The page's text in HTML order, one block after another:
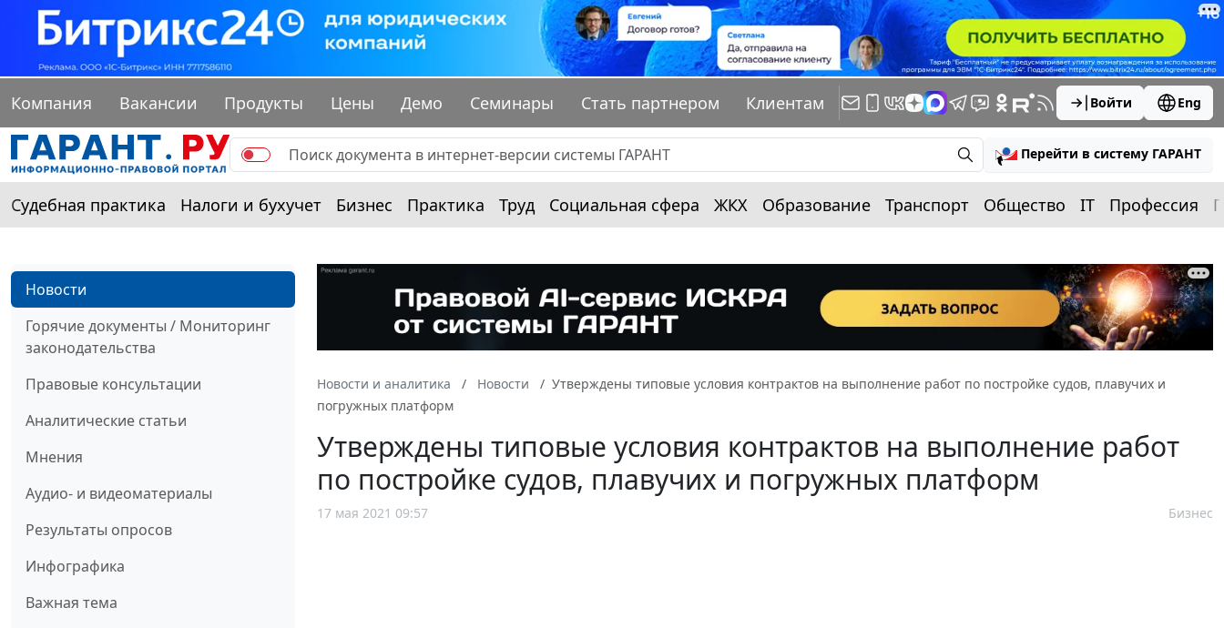
Компания Вакансии Продукты Цены Демо Семинары Стать партнером Клиентам Войти Eng
Перейти в систему ГАРАНТ
Судебная практика Налоги и бухучет Бизнес Практика Труд Социальная сфера ЖКХ Образование Транспорт Общество IT Профессия
Новости
Горячие документы / Мониторинг
законодательства
Правовые консультации
Аналитические статьи
Мнения
Аудио- и видеоматериалы
Результаты опросов
Инфографика
Важная тема
Новости и аналитика Новости
Утверждены типовые условия контрактов на выполнение работ по постройке судов, плавучих и
погружных платформ
Утверждены типовые условия контрактов на выполнение работ
по постройке судов, плавучих и погружных платформ
17 мая 2021 09:57 Бизнес